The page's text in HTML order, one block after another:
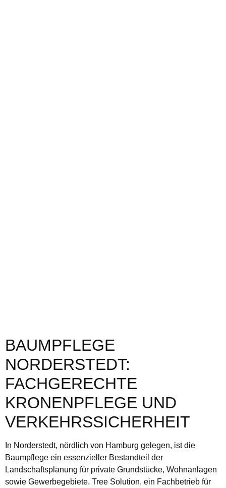
BAUMPFLEGE
NORDERSTEDT:
FACHGERECHTE
KRONENPFLEGE UND
VERKEHRSSICHERHEIT
In Norderstedt, nördlich von Hamburg gelegen, ist die
Baumpflege ein essenzieller Bestandteil der
Landschaftsplanung für private Grundstücke, Wohnanlagen
sowie Gewerbegebiete. Tree Solution, ein Fachbetrieb für